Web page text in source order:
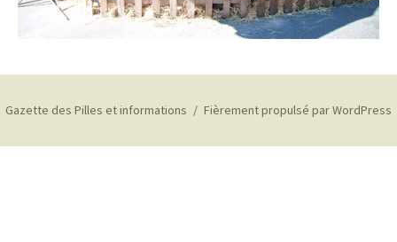
Gazette des Pilles et informations Fièrement propulsé par WordPress